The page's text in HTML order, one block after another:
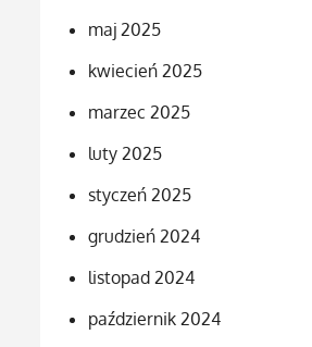
maj 2025
kwiecień 2025
marzec 2025
luty 2025
styczeń 2025
grudzień 2024
listopad 2024
październik 2024